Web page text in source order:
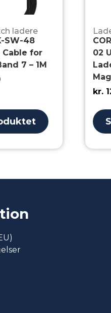
ladere
SW-48
Cable for
7 – 1M
02
kr.